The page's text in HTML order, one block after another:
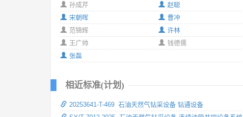
孙成芹
赵聪
宋朝晖
曹冲
范锦辉
许林
王广帅
钱德儒
张磊
相近标准(计划)
20253641-T-469 石油天然气钻采设备 钻通设备